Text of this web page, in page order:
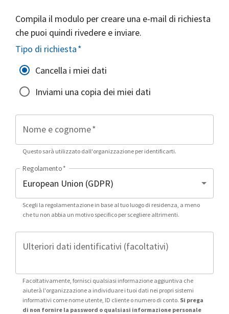
Compila il modulo per creare una e-mail di richiesta
che puoi quindi rivedere e inviare.
Tipo di richiesta*
Cancella i miei dati
Inviami una copia dei miei dati
Nome e cognome*
Questo sarà utilizzato dall'organizzazione per identificarti.
Regolamento*
Scegli la regolamentazione in base al tuo luogo di residenza, a meno
che tu non abbia un motivo specifico per scegliere altrimenti.
Ulteriori dati identificativi (facoltativi)
Facoltativamente, fornisci qualsiasi informazione aggiuntiva che
aiuterà l'organizzazione a individuare i tuoi dati nei propri sistemi
informativi come nome utente, ID cliente o numero di conto. Si prega
di non fornire la password o qualsiasi informazione personale